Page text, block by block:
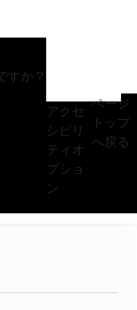
すか？
アクセ
シビリ
ティオ
プショ
ン
ページ
トップ
へ戻る